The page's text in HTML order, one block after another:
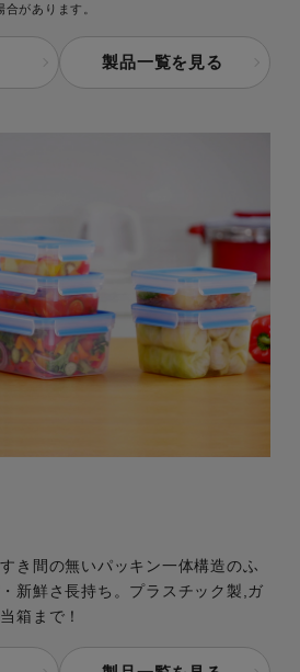
があります。
製品一覧を見る
き間の無いパッキン一体構造のふ
新鮮さ長持ち。プラスチック製,ガ
箱まで！